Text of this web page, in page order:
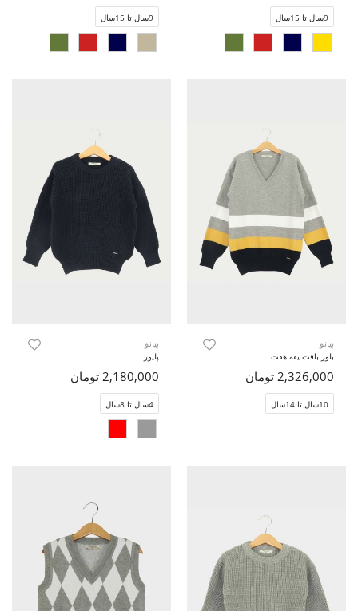
9سال تا 15سال 9سال تا 15سال
پیانو
بلوز بافت یقه هفت
2,326,000 تومان
10سال تا 14سال
پیانو
پلیور
2,180,000 تومان
4سال تا 8سال